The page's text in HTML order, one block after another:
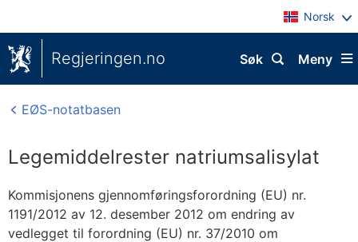
Norsk
Regjeringen.no Meny
Søk
EØS-notatbasen
Legemiddelrester natriumsalisylat
Kommisjonens gjennomføringsforordning (EU) nr.
1191/2012 av 12. desember 2012 om endring av
vedlegget til forordning (EU) nr. 37/2010 om